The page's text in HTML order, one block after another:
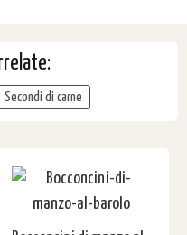
Secondi di carne